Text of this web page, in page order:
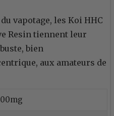
vapotage, les Koi HHC
Resin tiennent leur
bien
aux amateurs de